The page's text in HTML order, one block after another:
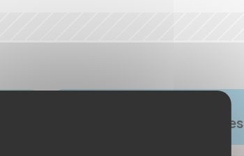
Les fiches professionnelles